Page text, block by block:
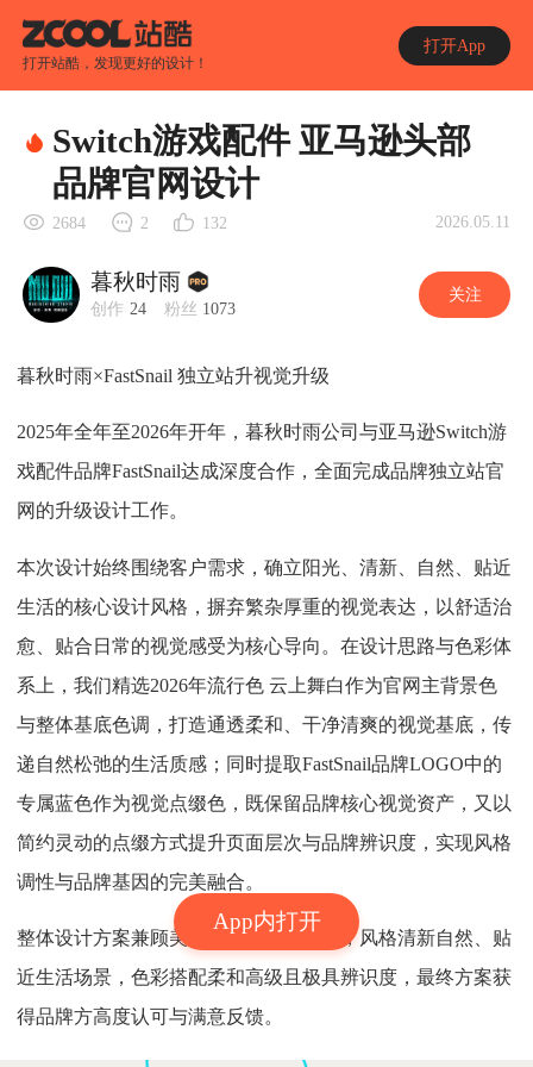
打开站酷，发现更好的设计！
打开App
App内打开
Switch游戏配件 亚马逊头部
品牌官网设计
2684 2 132 2026.05.11
暮秋时雨
创作 24 粉丝 1073
关注
暮秋时雨×FastSnail 独立站升视觉升级
2025年全年至2026年开年，暮秋时雨公司与亚马逊Switch游
戏配件品牌FastSnail达成深度合作，全面完成品牌独立站官
网的升级设计工作。
本次设计始终围绕客户需求，确立阳光、清新、自然、贴近
生活的核心设计风格，摒弃繁杂厚重的视觉表达，以舒适治
愈、贴合日常的视觉感受为核心导向。在设计思路与色彩体
系上，我们精选2026年流行色 云上舞白作为官网主背景色
与整体基底色调，打造通透柔和、干净清爽的视觉基底，传
递自然松弛的生活质感；同时提取FastSnail品牌LOGO中的
专属蓝色作为视觉点缀色，既保留品牌核心视觉资产，又以
简约灵动的点缀方式提升页面层次与品牌辨识度，实现风格
调性与品牌基因的完美融合。
整体设计方案兼顾美学表达与品牌特性，风格清新自然、贴
近生活场景，色彩搭配柔和高级且极具辨识度，最终方案获
得品牌方高度认可与满意反馈。